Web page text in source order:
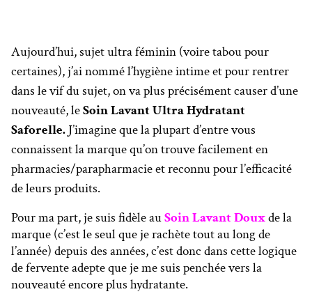
Aujourd’hui, sujet ultra féminin (voire tabou pour
certaines), j’ai nommé l’hygiène intime et pour rentrer
dans le vif du sujet, on va plus précisément causer d’une
nouveauté, leSoin Lavant Ultra Hydratant
Saforelle. J’imagine que la plupart d’entre vous
connaissent la marque qu’on trouve facilement en
pharmacies/parapharmacie et reconnu pour l’efficacité
de leurs produits.
Pour ma part, je suis fidèle auSoin Lavant Douxde la
marque (c’est le seul que je rachète tout au long de
l’année) depuis des années, c’est donc dans cette logique
de fervente adepte que je me suis penchée vers la
nouveauté encore plus hydratante.